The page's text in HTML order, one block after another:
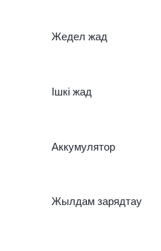
Жедел жад
Ішкі жад
Аккумулятор
Жылдам зарядтау